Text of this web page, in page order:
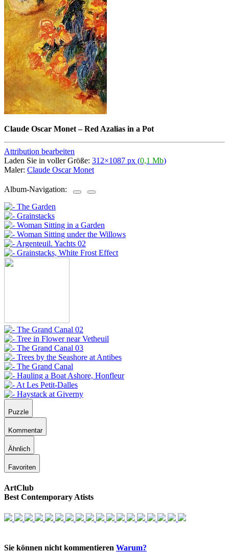
Claude Oscar Monet–Red Azalias in a Pot
Attribution bearbeiten
Laden Sie in voller Größe: 312×1087 px (0,1 Mb)
Maler: Claude Oscar Monet
Album-Navigation:
Puzzle
Kommentar
Ähnlich
Favoriten
ArtClub
Best Contemporary Atists
Sie können nicht kommentieren Warum?